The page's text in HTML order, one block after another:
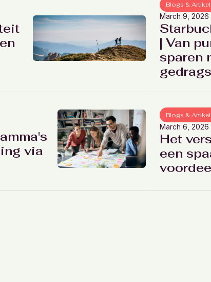
Blogs &
March 9, 2026
| Van
sparen
via
Blogs &
March 6, 2026
Het
een